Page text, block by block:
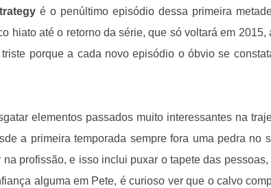
é o penúltimo episódio dessa primeira
hiato até o retorno da série, que só voltará em
porque a cada novo episódio o óbvio se
elementos passados muito interessantes na
a primeira temporada sempre fora uma pedra no
profissão, e isso inclui puxar o tapete das
alguma em Pete, é curioso ver que o calvo